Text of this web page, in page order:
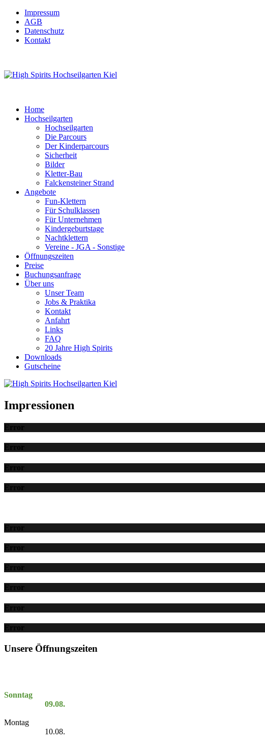
Impressum
AGB
Datenschutz
Kontakt
Home
Hochseilgarten
Hochseilgarten
Die Parcours
Der Kinderparcours
Sicherheit
Bilder
Kletter-Bau
Falckensteiner Strand
Angebote
Fun-Klettern
Für Schulklassen
Für Unternehmen
Kindergeburtstage
Nachtklettern
Vereine - JGA - Sonstige
Öffnungszeiten
Preise
Buchungsanfrage
Über uns
Unser Team
Jobs & Praktika
Kontakt
Anfahrt
Links
FAQ
20 Jahre High Spirits
Downloads
Gutscheine
Impressionen
Error
Error
Error
Error
Error
Error
Error
Error
Error
Error
Unsere Öffnungszeiten
Sonntag
09.08.
Montag
10.08.